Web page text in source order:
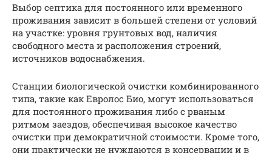
Выбор септика для постоянного или временного
проживания зависит в большей степени от условий
на участке: уровня грунтовых вод, наличия
свободного места и расположения строений,
источников водоснабжения.
Станции биологической очистки комбинированного
типа, такие как Евролос Био, могут использоваться
для постоянного проживания либо с рваным
ритмом заездов, обеспечивая высокое качество
очистки при демократичной стоимости. Кроме того,
они практически не нуждаются в консервации и в